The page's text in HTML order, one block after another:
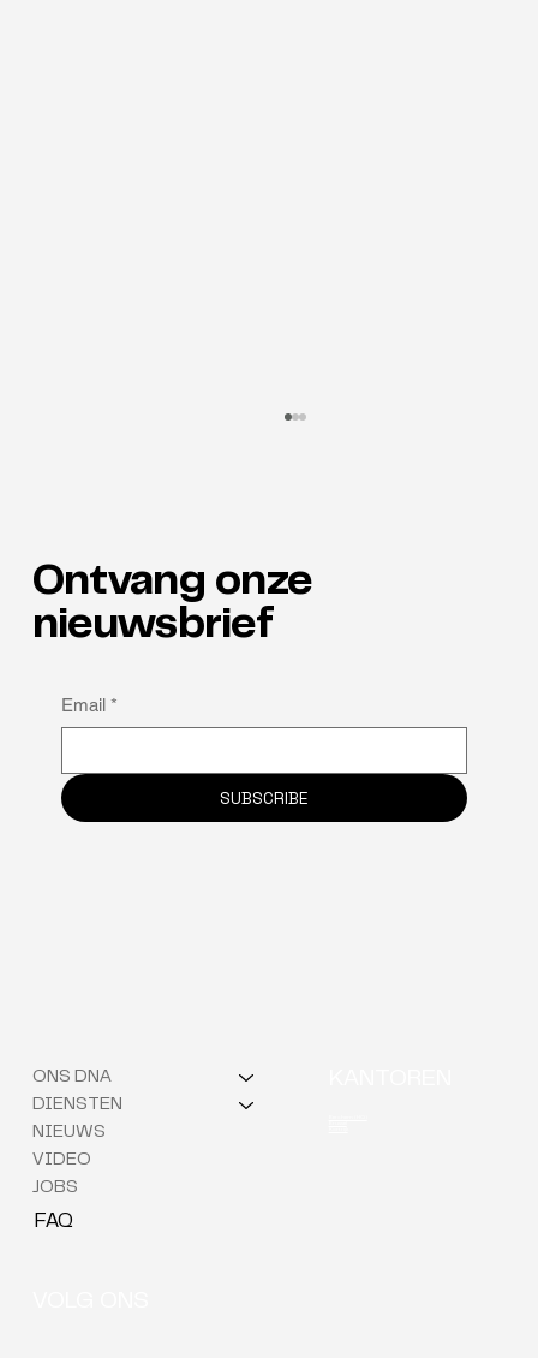
Talenten in de spotlight
Ontvang onze
nieuwsbrief
Email *
SUBSCRIBE
ONS DNA
DIENSTEN
NIEUWS
VIDEO
JOBS
FAQ